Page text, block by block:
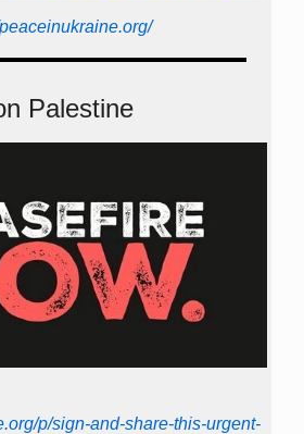
Palestine
p/sign-and-share-this-urgent-